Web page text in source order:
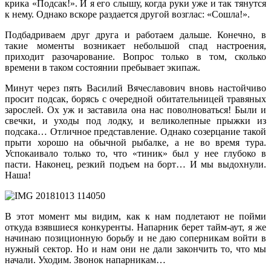
крика «Подсак!». И я его слышу, когда руки уже и так тянутся
к нему. Однако вскоре раздается другой возглас: «Сошла!».
Подбадриваем друг друга и работаем дальше. Конечно, в
такие моменты возникает небольшой спад настроения,
приходит разочарование. Вопрос только в том, сколько
времени в таком состоянии пребывает экипаж.
Минут через пять Василий Вячеславович вновь настойчиво
просит подсак, борясь с очередной обитательницей травяных
зарослей. Ох уж и заставила она нас поволноваться! Были и
свечки, и уходы под лодку, и великолепные прыжки из
подсака… Отличное представление. Однако созерцание такой
прыти хорошо на обычной рыбалке, а не во время тура.
Успокаивало только то, что «тиник» был у нее глубоко в
пасти. Наконец, резкий подъем на борт… И мы выдохнули.
Наша!
В этот момент мы видим, как к нам подлетают не пойми
откуда взявшиеся конкуренты. Напарник берет тайм-аут, я же
начинаю позиционную борьбу и не даю соперникам войти в
нужный сектор. Но и нам они не дали закончить то, что мы
начали. Уходим. Звонок напарникам…